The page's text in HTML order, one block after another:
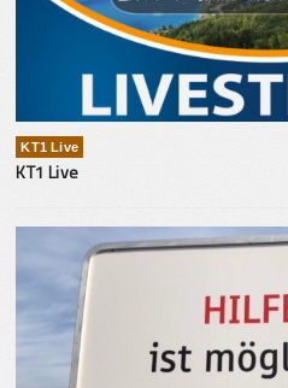
KT1 Live
KT1 Live